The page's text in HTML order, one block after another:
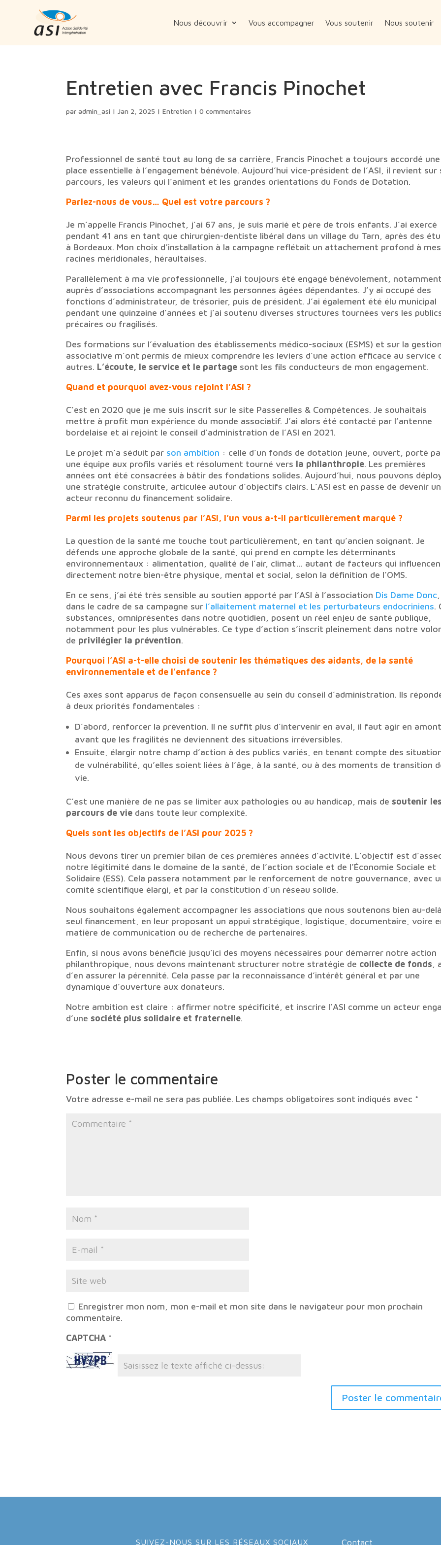
Nous découvrir Vous accompagner Vous soutenir Nous soutenir
Entretien avec Francis Pinochet
paradmin_asi |Jan 2, 2025 |Entretien |0 commentaires
Professionnel de santé tout au long de sa carrière, Francis Pinochet a toujours accordé une
place essentielle à l’engagement bénévole. Aujourd’hui vice-président de l’ASI, il revient sur
parcours, les valeurs qui l’animent et les grandes orientations du Fonds de Dotation.
Parlez-nous de vous… Quel est votre parcours ?
Je m’appelle Francis Pinochet, j’ai 67 ans, je suis marié et père de trois enfants. J’ai exercé
pendant 41 ans en tant que chirurgien-dentiste libéral dans un village du Tarn, après des
à Bordeaux. Mon choix d’installation à la campagne reflétait un attachement profond à mes
racines méridionales, héraultaises.
Parallèlement à ma vie professionnelle, j’ai toujours été engagé bénévolement, notamment
auprès d’associations accompagnant les personnes âgées dépendantes. J’y ai occupé des
fonctions d’administrateur, de trésorier, puis de président. J’ai également été élu municipal
pendant une quinzaine d’années et j’ai soutenu diverses structures tournées vers les
précaires ou fragilisés.
Des formations sur l’évaluation des établissements médico-sociaux (ESMS) et sur la gestion
associative m’ont permis de mieux comprendre les leviers d’une action efficace au service
autres. L’écoute, le service et le partage sont les fils conducteurs de mon engagement.
Quand et pourquoi avez-vous rejoint l’ASI ?
C’est en 2020 que je me suis inscrit sur le site Passerelles & Compétences. Je souhaitais
mettre à profit mon expérience du monde associatif. J’ai alors été contacté par l’antenne
bordelaise et ai rejoint le conseil d’administration de l’ASI en 2021.
Le projet m’a séduit par son ambition : celle d’un fonds de dotation jeune, ouvert, porté
une équipe aux profils variés et résolument tourné vers la philanthropie. Les premières
années ont été consacrées à bâtir des fondations solides. Aujourd’hui, nous pouvons
une stratégie construite, articulée autour d’objectifs clairs. L’ASI est en passe de devenir un
acteur reconnu du financement solidaire.
Parmi les projets soutenus par l’ASI, l’un vous a-t-il particulièrement marqué ?
La question de la santé me touche tout particulièrement, en tant qu’ancien soignant. Je
défends une approche globale de la santé, qui prend en compte les déterminants
environnementaux : alimentation, qualité de l’air, climat… autant de facteurs qui
directement notre bien-être physique, mental et social, selon la définition de l’OMS.
En ce sens, j’ai été très sensible au soutien apporté par l’ASI à l’association Dis Dame Donc
dans le cadre de sa campagne sur l’allaitement maternel et les perturbateurs endocriniens.
substances, omniprésentes dans notre quotidien, posent un réel enjeu de santé publique,
notamment pour les plus vulnérables. Ce type d’action s’inscrit pleinement dans notre
de privilégier la prévention.
Pourquoi l’ASI a-t-elle choisi de soutenir les thématiques des aidants, de la santé
environnementale et de l’enfance ?
Ces axes sont apparus de façon consensuelle au sein du conseil d’administration. Ils
à deux priorités fondamentales :
D’abord, renforcer la prévention. Il ne suffit plus d’intervenir en aval, il faut agir en amont,
avant que les fragilités ne deviennent des situations irréversibles.
Ensuite, élargir notre champ d’action à des publics variés, en tenant compte des
de vulnérabilité, qu’elles soient liées à l’âge, à la santé, ou à des moments de transition
vie.
C’est une manière de ne pas se limiter aux pathologies ou au handicap, mais de soutenir les
parcours de vie dans toute leur complexité.
Quels sont les objectifs de l’ASI pour 2025 ?
Nous devons tirer un premier bilan de ces premières années d’activité. L’objectif est
notre légitimité dans le domaine de la santé, de l’action sociale et de l’Économie Sociale et
Solidaire (ESS). Cela passera notamment par le renforcement de notre gouvernance, avec
comité scientifique élargi, et par la constitution d’un réseau solide.
Nous souhaitons également accompagner les associations que nous soutenons bien au-
seul financement, en leur proposant un appui stratégique, logistique, documentaire, voire
matière de communication ou de recherche de partenaires.
Enfin, si nous avons bénéficié jusqu’ici des moyens nécessaires pour démarrer notre action
philanthropique, nous devons maintenant structurer notre stratégie de collecte de fonds ,
d’en assurer la pérennité. Cela passe par la reconnaissance d’intérêt général et par une
dynamique d’ouverture aux donateurs.
Notre ambition est claire : affirmer notre spécificité, et inscrire l’ASI comme un acteur
d’une société plus solidaire et fraternelle.
Poster le commentaire
Votre adresse e-mail ne sera pas publiée. Les champs obligatoires sont indiqués avec *
Enregistrer mon nom, mon e-mail et mon site dans le navigateur pour mon prochain
commentaire.
CAPTCHA *
SUIVEZ-NOUS SUR LES RÉSEAUX SOCIAUX Contact